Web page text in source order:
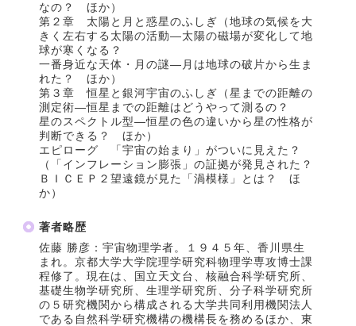
なの？ ほか）
第２章 太陽と月と惑星のふしぎ（地球の気候を大
きく左右する太陽の活動―太陽の磁場が変化して地
球が寒くなる？
一番身近な天体・月の謎―月は地球の破片から生ま
れた？ ほか）
第３章 恒星と銀河宇宙のふしぎ（星までの距離の
測定術―恒星までの距離はどうやって測るの？
星のスペクトル型―恒星の色の違いから星の性格が
判断できる？ ほか）
エピローグ 「宇宙の始まり」がついに見えた？
（「インフレーション膨張」の証拠が発見された？
ＢＩＣＥＰ２望遠鏡が見た「渦模様」とは？ ほ
か）
著者略歴
佐藤 勝彦：宇宙物理学者。１９４５年、香川県生
まれ。京都大学大学院理学研究科物理学専攻博士課
程修了。現在は、国立天文台、核融合科学研究所、
基礎生物学研究所、生理学研究所、分子科学研究所
の５研究機関から構成される大学共同利用機関法人
である自然科学研究機構の機構長を務めるほか、東